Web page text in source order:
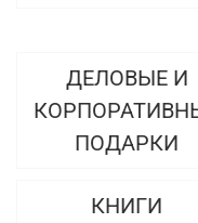
ДЕЛОВЫЕ И
ПОДАРКИ
КНИГИ